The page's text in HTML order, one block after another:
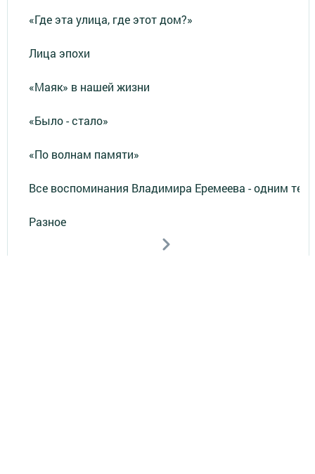
«Где эта улица, где этот дом?»
Лица эпохи
«Маяк» в нашей жизни
«Было - стало»
«По волнам памяти»
Все воспоминания Владимира Еремеева - одним
Разное